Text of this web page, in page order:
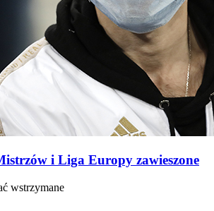
i Liga Europy zawieszone
wstrzymane